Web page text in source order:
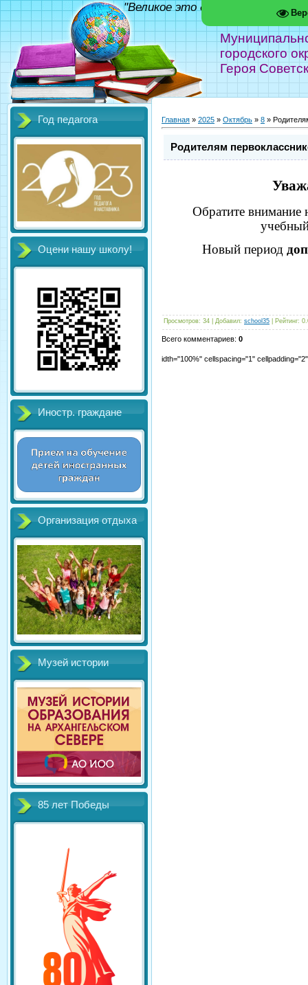
городского
Героя
"Великое это дело - школа!"
Год педагога
Оцени нашу школу!
Иностр. граждане
Организация отдыха
Музей истории
85 лет Победы
Главная » 2025 » Октябрь » 8 »
Родителям
Обратите внимание
Новый период
Просмотров: 34 Добавил: school35 Рейтинг:
Всего комментариев: 0
idth="100%" cellspacing="1"